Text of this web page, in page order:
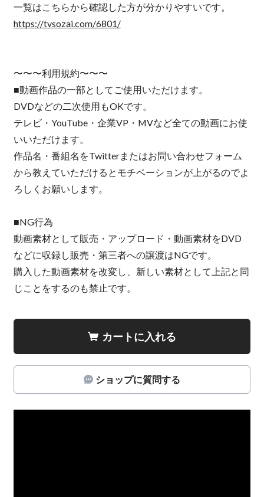
一覧はこちらから確認した方が分かりやすいです。
https://tvsozai.com/6801/
〜〜〜利用規約〜〜〜
■動画作品の一部としてご使用いただけます。
DVDなどの二次使用もOKです。
テレビ・YouTube・企業VP・MVなど全ての動画にお使
いいただけます。
作品名・番組名をTwitterまたはお問い合わせフォーム
から教えていただけるとモチベーションが上がるのでよ
ろしくお願いします。
■NG行為
動画素材として販売・アップロード・動画素材をDVD
などに収録し販売・第三者への譲渡はNGです。
購入した動画素材を改変し、新しい素材として上記と同
じことをするのも禁止です。
カートに入れる
ショップに質問する